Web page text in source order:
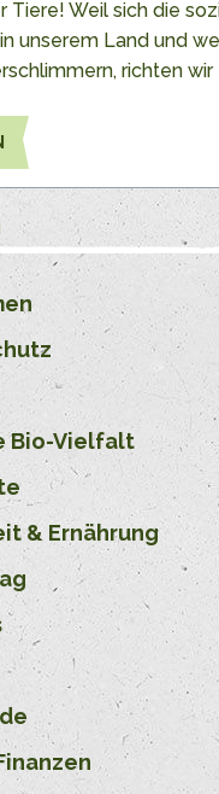
Tiere! Weil sich die
unserem Land und
richten wir
Bio-Vielfalt
& Ernährung